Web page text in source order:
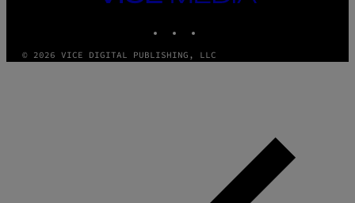
MEDIA
© 2026 VICE DIGITAL PUBLISHING, LLC